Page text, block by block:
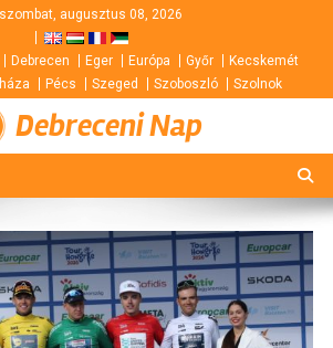
szombat, augusztus 08, 2026
Debrecen Eger Európa Győr
Kecskemét
Pécs Szeged Szoboszló Szolnok
Debreceni Nap